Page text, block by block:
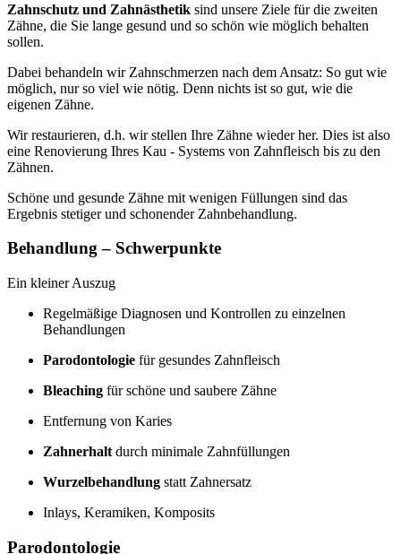
Zahnschutz und Zahnästhetik sind unsere Ziele für die zweiten
Zähne, die Sie lange gesund und so schön wie möglich behalten
sollen.
Dabei behandeln wir Zahnschmerzen nach dem Ansatz: So gut wie
möglich, nur so viel wie nötig. Denn nichts ist so gut, wie die
eigenen Zähne.
Wir restaurieren, d.h. wir stellen Ihre Zähne wieder her. Dies ist also
eine Renovierung Ihres Kau - Systems von Zahnfleisch bis zu den
Zähnen.
Schöne und gesunde Zähne mit wenigen Füllungen sind das
Ergebnis stetiger und schonender Zahnbehandlung.
Behandlung – Schwerpunkte
Ein kleiner Auszug
Regelmäßige Diagnosen und Kontrollen zu einzelnen
Behandlungen
Parodontologie für gesundes Zahnfleisch
Bleaching für schöne und saubere Zähne
Entfernung von Karies
Zahnerhalt durch minimale Zahnfüllungen
Wurzelbehandlung statt Zahnersatz
Inlays, Keramiken, Komposits
Parodontologie